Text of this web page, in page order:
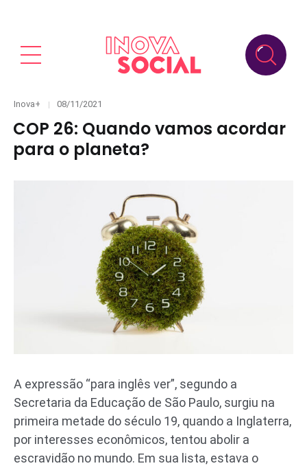
Categories
Inova+
Posted
08/11/2021
COP 26: Quando vamos acordar
para o planeta?
A expressão “para inglês ver”, segundo a
Secretaria da Educação de São Paulo, surgiu na
primeira metade do século 19, quando a Inglaterra,
por interesses econômicos, tentou abolir a
escravidão no mundo. Em sua lista, estava o